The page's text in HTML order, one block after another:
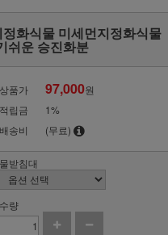
화식물 미세먼지정화식물
쉬운 승진화분
상품가 97,000원
적립금
1%
배송비
(무료)
물받침대
수량